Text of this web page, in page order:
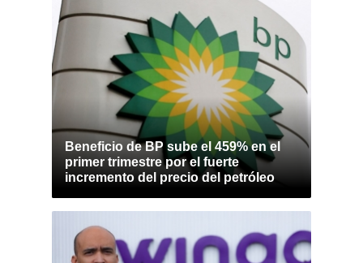
Beneficio de BP sube el 459% en el
primer trimestre por el fuerte
incremento del precio del petróleo